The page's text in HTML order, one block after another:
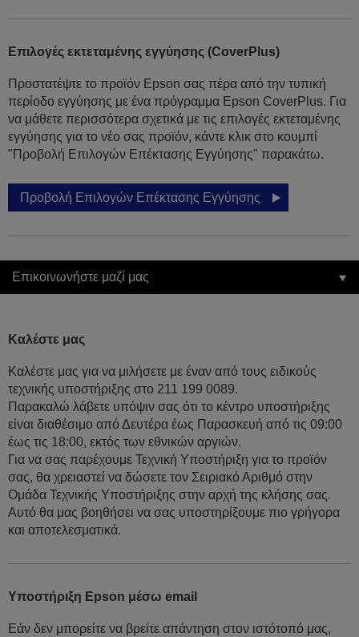
Επιλογές εκτεταμένης εγγύησης (CoverPlus)
Προστατέψτε το προϊόν Epson σας πέρα από την τυπική
περίοδο εγγύησης με ένα πρόγραμμα Epson CoverPlus. Για
να μάθετε περισσότερα σχετικά με τις επιλογές εκτεταμένης
εγγύησης για το νέο σας προϊόν, κάντε κλικ στο κουμπί
"Προβολή Επιλογών Επέκτασης Εγγύησης" παρακάτω.
Προβολή Επιλογών Επέκτασης Εγγύησης
Επικοινωνήστε μαζί μας
Καλέστε μας
Καλέστε μας για να μιλήσετε με έναν από τους ειδικούς
τεχνικής υποστήριξης στο 211 199 0089.
Παρακαλώ λάβετε υπόψιν σας ότι το κέντρο υποστήριξης
είναι διαθέσιμο από Δευτέρα έως Παρασκευή από τις 09:00
έως τις 18:00, εκτός των εθνικών αργιών.
Για να σας παρέχουμε Τεχνική Υποστήριξη για το προϊόν
σας, θα χρειαστεί να δώσετε τον Σειριακό Αριθμό στην
Ομάδα Τεχνικής Υποστήριξης στην αρχή της κλήσης σας.
Αυτό θα μας βοηθήσει να σας υποστηρίξουμε πιο γρήγορα
και αποτελεσματικά.
Υποστήριξη Epson μέσω email
Εάν δεν μπορείτε να βρείτε απάντηση στον ιστότοπό μας,